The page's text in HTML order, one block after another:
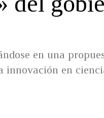
en una
innovación en